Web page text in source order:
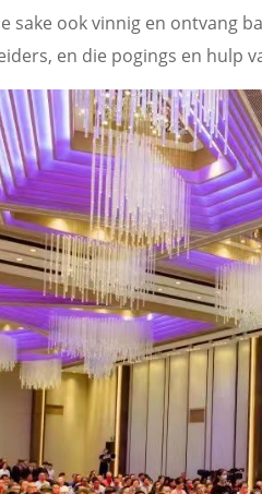
sake ook vinnig en ontvang
en die pogings en hulp